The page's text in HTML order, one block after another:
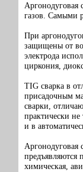
Аргонодуговая
газов. Самыми
При
защищены от
электрода
циркония,
TIG сварка в
присадочным
сварки,
практически
и в
Аргонодуговая
предъявляются
химическая,